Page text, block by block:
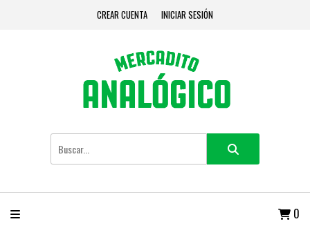
CREAR CUENTA INICIAR SESIÓN
0